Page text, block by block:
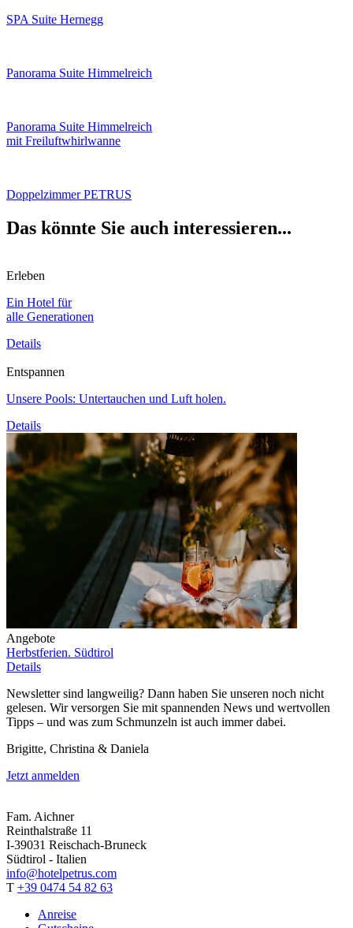
SPA Suite Hernegg
Panorama Suite Himmelreich
Panorama Suite Himmelreich
mit Freiluftwhirlwanne
Doppelzimmer PETRUS
Das könnte Sie auch interessieren...
Erleben
Ein Hotel für
alle Generationen
Details
Entspannen
Unsere Pools: Untertauchen und Luft holen.
Details
Angebote
Herbstferien. Südtirol
Details
Newsletter sind langweilig? Dann haben Sie unseren noch nicht
gelesen. Wir versorgen Sie mit spannenden News und wertvollen
Tipps – und was zum Schmunzeln ist auch immer dabei.
Brigitte, Christina & Daniela
Jetzt anmelden
Fam. Aichner
Reinthalstraße 11
I-39031 Reischach-Bruneck
Südtirol - Italien
info@hotelpetrus.com
T +39 0474 54 82 63
Anreise